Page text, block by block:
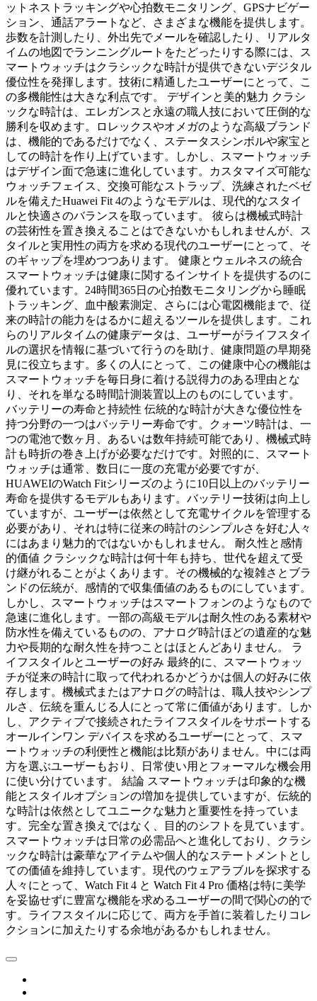
ットネストラッキングや心拍数モニタリング、GPSナビゲー
ション、通話アラートなど、さまざまな機能を提供します。
歩数を計測したり、外出先でメールを確認したり、リアルタ
イムの地図でランニングルートをたどったりする際には、ス
マートウォッチはクラシックな時計が提供できないデジタル
優位性を発揮します。技術に精通したユーザーにとって、こ
の多機能性は大きな利点です。 デザインと美的魅力 クラシ
ックな時計は、エレガンスと永遠の職人技において圧倒的な
勝利を収めます。ロレックスやオメガのような高級ブランド
は、機能的であるだけでなく、ステータスシンボルや家宝と
しての時計を作り上げています。しかし、スマートウォッチ
はデザイン面で急速に進化しています。カスタマイズ可能な
ウォッチフェイス、交換可能なストラップ、洗練されたベゼ
ルを備えたHuawei Fit 4のようなモデルは、現代的なスタイ
ルと快適さのバランスを取っています。 彼らは機械式時計
の芸術性を置き換えることはできないかもしれませんが、ス
タイルと実用性の両方を求める現代のユーザーにとって、そ
のギャップを埋めつつあります。 健康とウェルネスの統合
スマートウォッチは健康に関するインサイトを提供するのに
優れています。24時間365日の心拍数モニタリングから睡眠
トラッキング、血中酸素測定、さらには心電図機能まで、従
来の時計の能力をはるかに超えるツールを提供します。これ
らのリアルタイムの健康データは、ユーザーがライフスタイ
ルの選択を情報に基づいて行うのを助け、健康問題の早期発
見に役立ちます。多くの人にとって、この健康中心の機能は
スマートウォッチを毎日身に着ける説得力のある理由とな
り、それを単なる時間計測装置以上のものにしています。
バッテリーの寿命と持続性 伝統的な時計が大きな優位性を
持つ分野の一つはバッテリー寿命です。クォーツ時計は、一
つの電池で数ヶ月、あるいは数年持続可能であり、機械式時
計も時折の巻き上げが必要なだけです。対照的に、スマート
ウォッチは通常、数日に一度の充電が必要ですが、
HUAWEIのWatch Fitシリーズのように10日以上のバッテリー
寿命を提供するモデルもあります。バッテリー技術は向上し
ていますが、ユーザーは依然として充電サイクルを管理する
必要があり、それは特に従来の時計のシンプルさを好む人々
にはあまり魅力的ではないかもしれません。 耐久性と感情
的価値 クラシックな時計は何十年も持ち、世代を超えて受
け継がれることがよくあります。その機械的な複雑さとブラ
ンドの伝統が、感情的で収集価値のあるものにしています。
しかし、スマートウォッチはスマートフォンのようなもので
急速に進化します。一部の高級モデルは耐久性のある素材や
防水性を備えているものの、アナログ時計ほどの遺産的な魅
力や長期的な耐久性を持つことはほとんどありません。 ラ
イフスタイルとユーザーの好み 最終的に、スマートウォッ
チが従来の時計に取って代われるかどうかは個人の好みに依
存します。機械式またはアナログの時計は、職人技やシンプ
ルさ、伝統を重んじる人にとって常に価値があります。しか
し、アクティブで接続されたライフスタイルをサポートする
オールインワン デバイスを求めるユーザーにとって、スマ
ートウォッチの利便性と機能は比類がありません。中には両
方を選ぶユーザーもおり、日常使い用とフォーマルな機会用
に使い分けています。 結論 スマートウォッチは印象的な機
能とスタイルオプションの増加を提供していますが、伝統的
な時計は依然としてユニークな魅力と重要性を持っていま
す。完全な置き換えではなく、目的のシフトを見ています。
スマートウォッチは日常の必需品へと進化しており、クラシ
ックな時計は豪華なアイテムや個人的なステートメントとし
ての価値を維持しています。現代のウェアラブルを探求する
人々にとって、Watch Fit 4 と Watch Fit 4 Pro 価格は特に美学
を妥協せずに豊富な機能を求めるユーザーの間で関心の的で
す。ライフスタイルに応じて、両方を手首に装着したりコレ
クションに加えたりする余地があるかもしれません。